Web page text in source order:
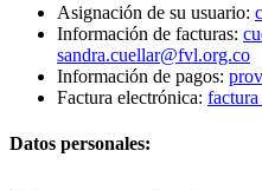
Asignación de su usuario:
Información de facturas:
sandra.cuellar@fvl.org.co
Información de pagos:
Factura electrónica:
Datos personales: